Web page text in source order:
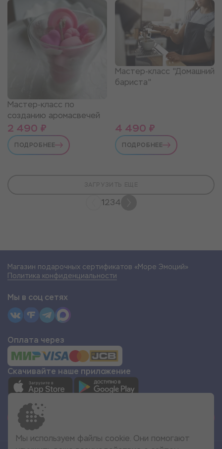
Мастер-класс по
созданию аромасвечей
2 490 ₽
ПОДРОБНЕЕ
Мастер-класс "Домашний
бариста"
4 490 ₽
ПОДРОБНЕЕ
1234
Магазин подарочных сертификатов «Море Эмоций»
Политика конфиденциальности
Мы в соц сетях
Оплата через
Скачивайте наше приложение
Мы используем файлы cookie. Они помогают